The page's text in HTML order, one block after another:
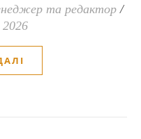
та редактор /